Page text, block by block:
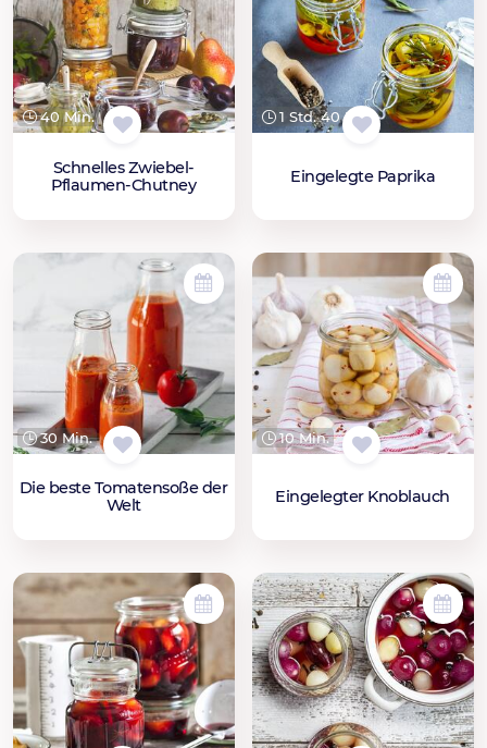
40 Min.
Schnelles Zwiebel-
Pflaumen-Chutney
1 Std. 40 Min.
Eingelegte Paprika
30 Min.
Die beste Tomatensoße der
Welt
10 Min.
Eingelegter Knoblauch